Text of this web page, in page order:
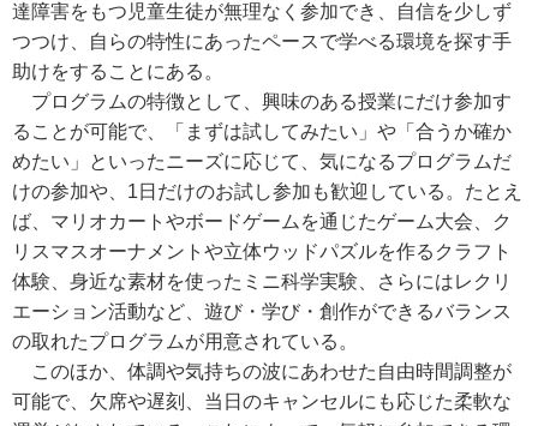
達障害をもつ児童生徒が無理なく参加でき、自信を少しず
つつけ、自らの特性にあったペースで学べる環境を探す手
助けをすることにある。
プログラムの特徴として、興味のある授業にだけ参加す
ることが可能で、「まずは試してみたい」や「合うか確か
めたい」といったニーズに応じて、気になるプログラムだ
けの参加や、1日だけのお試し参加も歓迎している。たとえ
ば、マリオカートやボードゲームを通じたゲーム大会、ク
リスマスオーナメントや立体ウッドパズルを作るクラフト
体験、身近な素材を使ったミニ科学実験、さらにはレクリ
エーション活動など、遊び・学び・創作ができるバランス
の取れたプログラムが用意されている。
このほか、体調や気持ちの波にあわせた自由時間調整が
可能で、欠席や遅刻、当日のキャンセルにも応じた柔軟な